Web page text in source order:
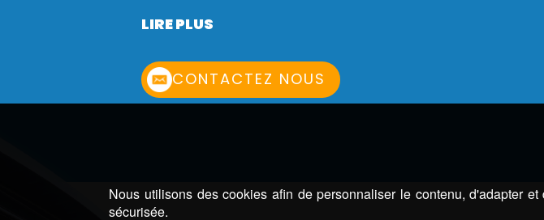
LIRE PLUS
CONTACTEZ NOUS
Nous utilisons des cookies afin de personnaliser le contenu, d'adapter
sécurisée.